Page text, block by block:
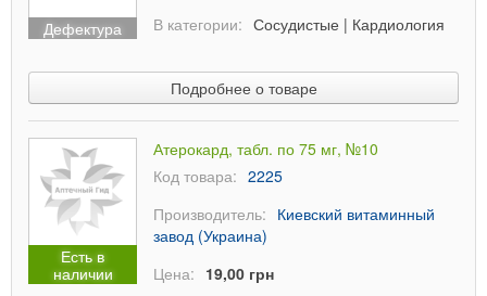
Дефектура
В категории: Сосудистые | Кардиология
Подробнее о товаре
Есть в
наличии
Атерокард, табл. по 75 мг, №10
Код товара: 2225
Производитель: Киевский витаминный
завод (Украина)
Цена: 19,00 грн